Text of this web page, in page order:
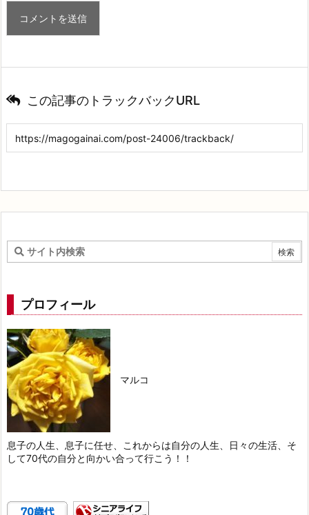
この記事のトラックバックURL
プロフィール
マルコ
息子の人生、息子に任せ、これからは自分の人生、日々の生活、そ
して70代の自分と向かい合って行こう！！